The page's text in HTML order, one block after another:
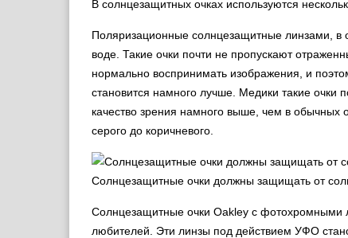
В солнцезащитных очках используются
Поляризационные солнцезащитные линзами, в
воде. Такие очки почти не пропускают
нормально воспринимать изображения, и
становится намного лучше. Медики такие очки
качество зрения намного выше, чем в обычных
серого до коричневого.
Солнцезащитные очки должны защищать от
Солнцезащитные очки Oakley с фотохромными
любителей. Эти линзы под действием УФО